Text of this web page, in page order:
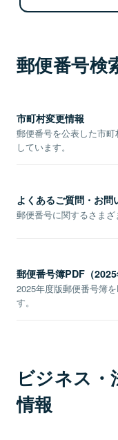
郵便番号検
市町村変更情報
郵便番号を公表した市
しています。
よくあるご質問・お問
郵便番号に関するさまざ
郵便番号簿PDF（2025
2025年度版郵便番号簿
す。
ビジネス
情報